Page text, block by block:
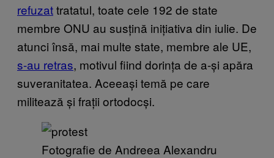
refuzattratatul, toate cele 192 de state
membre ONU au susțină inițiativa din iulie. De
atunci însă, mai multe state, membre ale UE,
s-au retras, motivul fiind dorința de a-și apăra
suveranitatea. Aceeași temă pe care
militează și frații ortodocși.
Fotografie de Andreea Alexandru